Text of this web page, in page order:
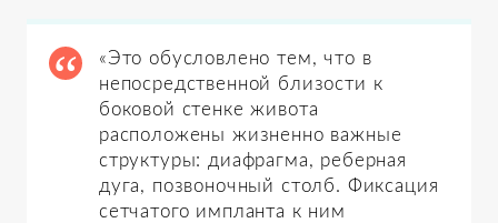
«Это обусловлено тем, что в
непосредственной близости к
боковой стенке живота
расположены жизненно важные
структуры: диафрагма, реберная
дуга, позвоночный столб. Фиксация
сетчатого импланта к ним